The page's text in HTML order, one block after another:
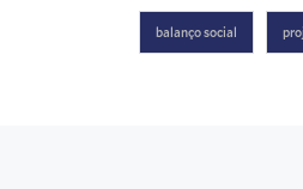
balanço social